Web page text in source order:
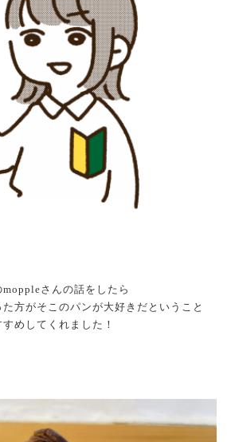
さんの話をしたら
方がそこのパンが大好きだということ
めしてくれました！